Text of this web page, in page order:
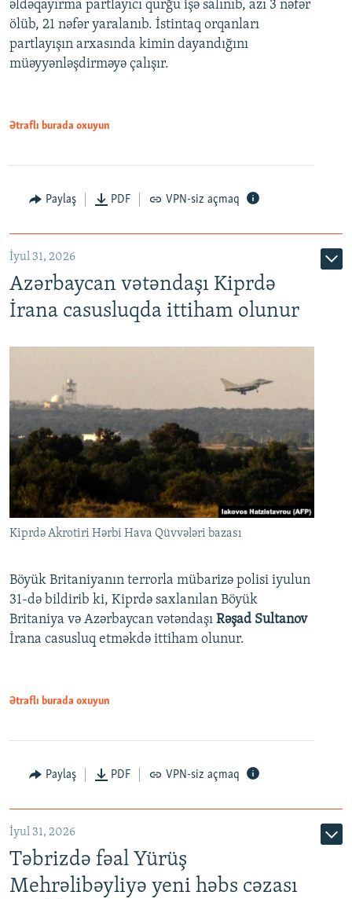
əldəqayırma partlayıcı qurğu işə salınıb, azı 3 nəfər
ölüb, 21 nəfər yaralanıb. İstintaq orqanları
partlayışın arxasında kimin dayandığını
müəyyənləşdirməyə çalışır.
Ətraflı burada oxuyun
Paylaş PDF VPN-siz açmaq
İyul 31, 2026
Azərbaycan vətəndaşı Kiprdə
İrana casusluqda ittiham olunur
Kiprdə Akrotiri Hərbi Hava Qüvvələri bazası
Böyük Britaniyanın terrorla mübarizə polisi iyulun
31-də bildirib ki, Kiprdə saxlanılan Böyük
Britaniya və Azərbaycan vətəndaşı Rəşad Sultanov
İrana casusluq etməkdə ittiham olunur.
Ətraflı burada oxuyun
Paylaş PDF VPN-siz açmaq
İyul 31, 2026
Təbrizdə fəal Yürüş
Mehrəlibəyliyə yeni həbs cəzası